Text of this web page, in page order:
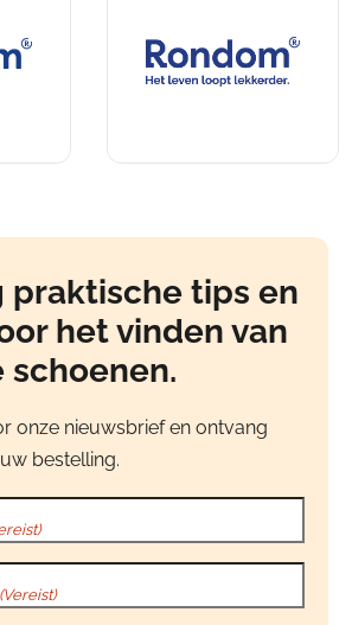
praktische tips en
het vinden van
schoenen.
onze nieuwsbrief en ontvang
bestelling.
(Vereist)